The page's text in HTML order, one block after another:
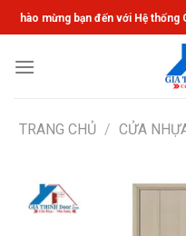
Chuyển
đến
dung
mừng bạn đến với Hệ thống
TRANG CHỦ / CỬA